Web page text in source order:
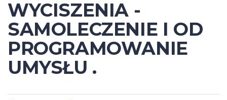
WYCISZENIA -
SAMOLECZENIE I OD
PROGRAMOWANIE
UMYSŁU .